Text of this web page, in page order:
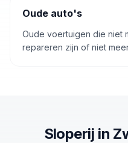
Oude auto's
Oude voertuigen die niet
repareren zijn of niet
Sloperij in